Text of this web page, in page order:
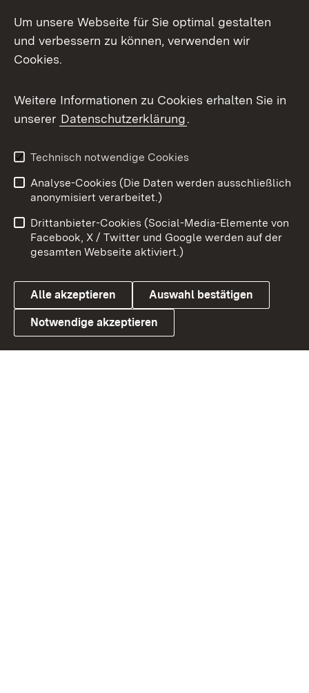
Mastodon
Messenger
Social Wall
X / Twitter
Youtube
Link zum Landesportal
Benutzungshinweise
Barrierefreiheit
Datenschutz
Cookies
Um unsere Webseite für Sie optimal gestalten
und verbessern zu können, verwenden wir
Cookies.
Weitere Informationen zu Cookies erhalten Sie in
unserer Datenschutzerklärung.
Technisch notwendige Cookies
Analyse-Cookies (Die Daten werden ausschließlich
anonymisiert verarbeitet.)
Drittanbieter-Cookies (Social-Media-Elemente von
Facebook, X / Twitter und Google werden auf der
gesamten Webseite aktiviert.)
Alle akzeptieren Auswahl bestätigen
Notwendige akzeptieren